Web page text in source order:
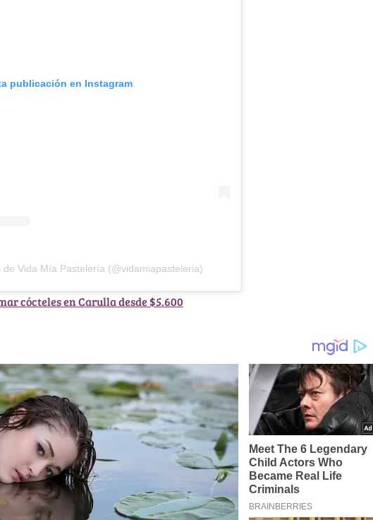
publicación en Instagram
Vida Mía Pastelería (@vidamiapasteleria)
cócteles en Carulla desde $5.600